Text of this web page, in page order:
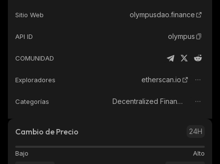
Sitio Web olympusdao.finance
API ID olympus
COMUNIDAD
Exploradores etherscan.io
Categorías Decentralized Finance (DeFi)
Cambio de Precio 24H
Bajo Alto